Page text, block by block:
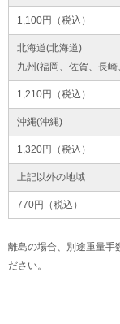
1,100円（税込）
北海道(北海道)
九州(福岡、佐賀、長
1,210円（税込）
沖縄(沖縄)
1,320円（税込）
上記以外の地域
770円（税込）
離島の場合、別途重量手
ださい。